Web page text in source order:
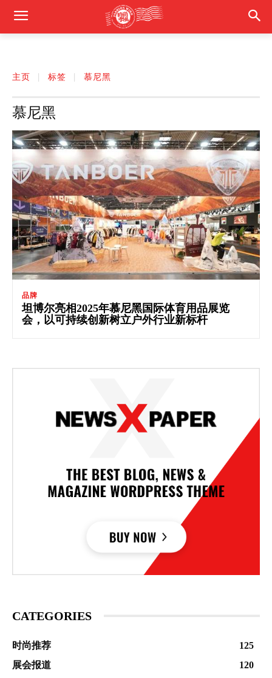
主页 标签 慕尼黑
慕尼黑
品牌
坦博尔亮相2025年慕尼黑国际体育用品展览
会，以可持续创新树立户外行业新标杆
CATEGORIES
时尚推荐
125
展会报道
120